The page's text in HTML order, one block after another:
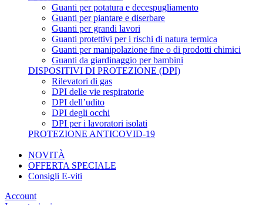
Guanti per potatura e decespugliamento
Guanti per piantare e diserbare
Guanti per grandi lavori
Guanti protettivi per i rischi di natura termica
Guanti per manipolazione fine o di prodotti chimici
Guanti da giardinaggio per bambini
DISPOSITIVI DI PROTEZIONE (DPI)
Rilevatori di gas
DPI delle vie respiratorie
DPI dell’udito
DPI degli occhi
DPI per i lavoratori isolati
PROTEZIONE ANTICOVID-19
NOVITÀ
OFFERTA SPECIALE
Consigli E-viti
Account